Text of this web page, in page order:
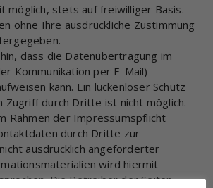
möglich, stets auf freiwilliger Basis.
ohne Ihre ausdrückliche Zustimmung
dass die Datenübertragung im
Kommunikation per E-Mail)
kann. Ein lückenloser Schutz
Zugriff durch Dritte ist nicht möglich.
Rahmen der Impressumspflicht
durch Dritte zur
ausdrücklich angeforderter
wird hiermit
Die Betreiber der Seiten